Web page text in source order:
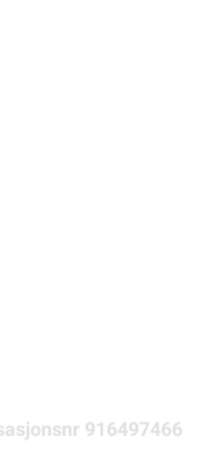
916497466